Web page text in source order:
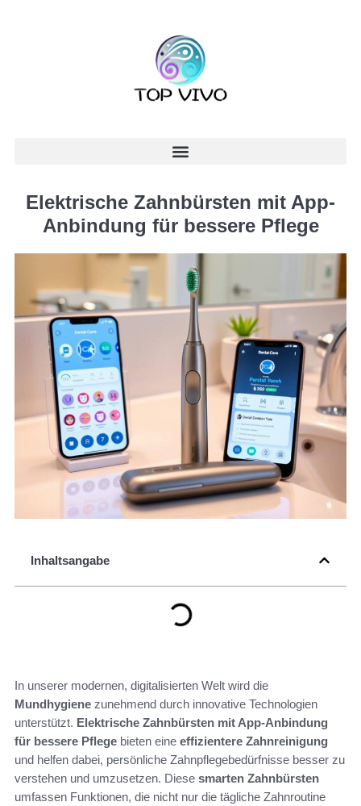
Elektrische Zahnbürsten mit App-
Anbindung für bessere Pflege
Inhaltsangabe
In unserer modernen, digitalisierten Welt wird die
Mundhygiene zunehmend durch innovative Technologien
unterstützt. Elektrische Zahnbürsten mit App-Anbindung
für bessere Pflege bieten eine effizientere Zahnreinigung
und helfen dabei, persönliche Zahnpflegebedürfnisse besser zu
verstehen und umzusetzen. Diese smarten Zahnbürsten
umfassen Funktionen, die nicht nur die tägliche Zahnroutine